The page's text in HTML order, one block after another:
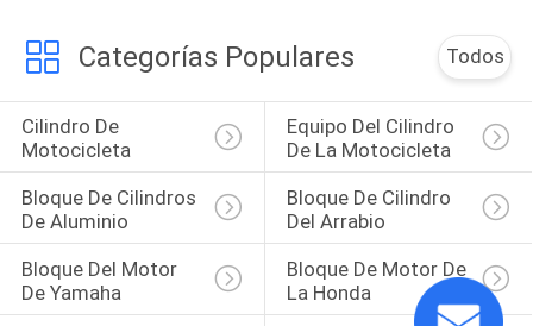
Categorías Populares Todos
Cilindro De
Motocicleta
Equipo Del Cilindro
De La Motocicleta
Bloque De Cilindros
De Aluminio
Bloque De Cilindro
Del Arrabio
Bloque Del Motor
De Yamaha
Bloque De Motor De
La Honda